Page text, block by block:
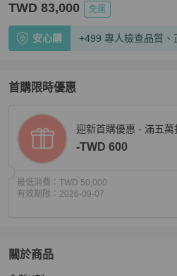
TWD 83,000 免運
安心購 +499 專人檢查品質、
首購限時優惠
迎新首購優惠 - 滿五萬
-TWD 600
最低消費： TWD 50,000
有效期限： 2026-09-07
關於商品